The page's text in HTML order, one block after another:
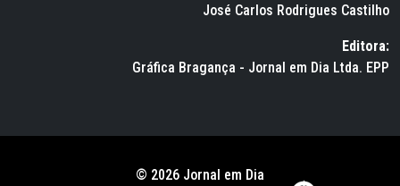
José Carlos Rodrigues Castilho
Editora:
Gráfica Bragança - Jornal em Dia Ltda. EPP
© 2026 Jornal em Dia